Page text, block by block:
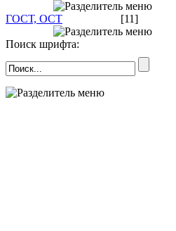
ГОСТ, ОСТ [11]
Поиск шрифта: